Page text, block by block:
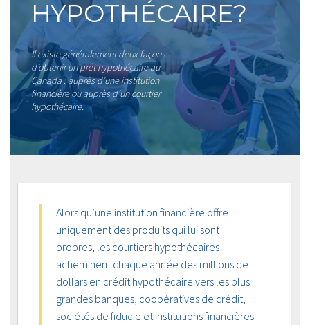
HYPOTHÉCAIRE?
Il existe généralement deux façons
d’obtenir un prêt hypothécaire au
Canada : auprès d’une institution
financière ou auprès d’un courtier
hypothécaire.
Alors qu’une institution financière offre
uniquement des produits qui lui sont
propres, les courtiers hypothécaires
acheminent chaque année des millions de
dollars en crédit hypothécaire vers les plus
grandes banques, coopératives de crédit,
sociétés de fiducie et institutions financières